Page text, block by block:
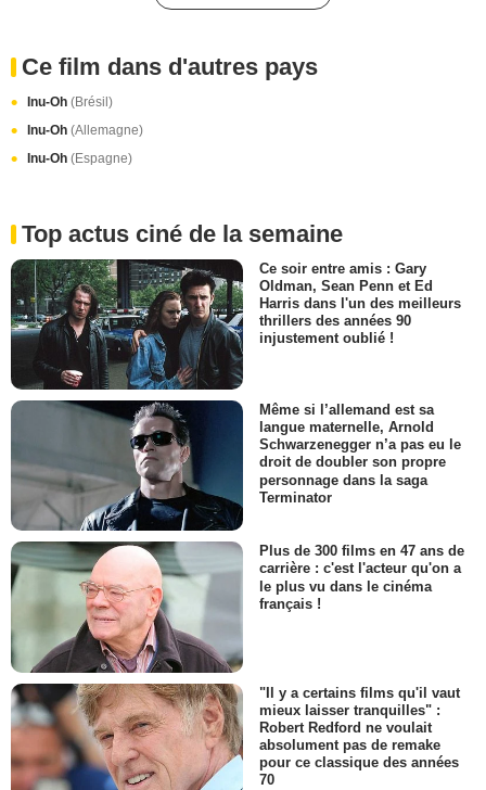
Ce film dans d'autres pays
Inu-Oh (Brésil)
Inu-Oh (Allemagne)
Inu-Oh (Espagne)
Top actus ciné de la semaine
Ce soir entre amis : Gary
Oldman, Sean Penn et Ed
Harris dans l'un des meilleurs
thrillers des années 90
injustement oublié !
Même si l’allemand est sa
langue maternelle, Arnold
Schwarzenegger n’a pas eu le
droit de doubler son propre
personnage dans la saga
Terminator
Plus de 300 films en 47 ans de
carrière : c'est l'acteur qu'on a
le plus vu dans le cinéma
français !
"Il y a certains films qu'il vaut
mieux laisser tranquilles" :
Robert Redford ne voulait
absolument pas de remake
pour ce classique des années
70